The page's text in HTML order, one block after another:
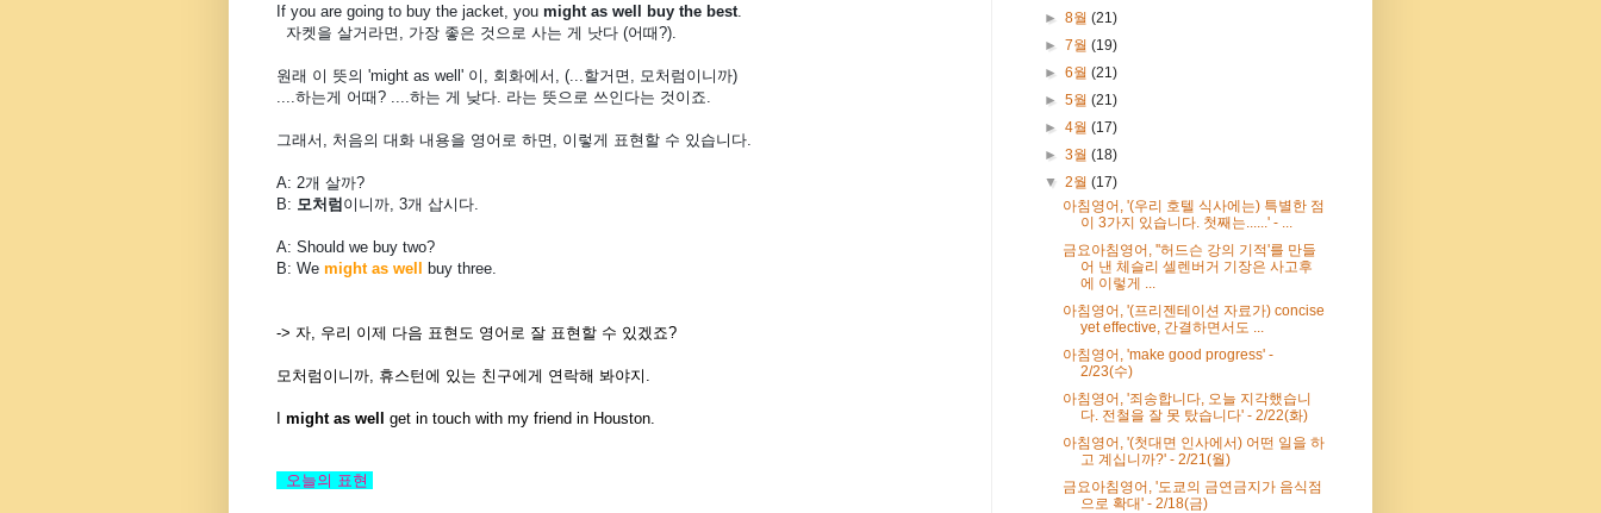
If you are going to buy the jacket, you might as well buy the best
자켓을 살거라면, 가장 좋은 것으로 사는 게 낫다 (어때?).
원래 이 뜻의 'might as well' 이, 회화에서, (...할거면, 모처럼이니까)
....하는게 어때? ....하는 게 낮다. 라는 뜻으로 쓰인다는 것이죠.
그래서, 처음의 대화 내용을 영어로 하면, 이렇게 표현할 수 있습니다.
A: 2개 살까?
B: 모처럼이니까, 3개 삽시다.
A: Should we buy two?
B: We might as well buy three.
-> 자, 우리 이제 다음 표현도 영어로 잘 표현할 수 있겠죠?
모처럼이니까, 휴스턴에 있는 친구에게 연락해 봐야지.
I might as well get in touch with my friend in Houston.
오늘의 표현
►8월(21)
►7월(19)
►6월(21)
►5월(21)
►4월(17)
►3월(18)
▼2월(17)
아침영어, '(우리 호텔 식사에는) 특별한 점
이 3가지 있습니다. 첫째는......' - ...
금요아침영어, ''허드슨 강의 기적'를 만들
어 낸 체슬리 셀렌버거 기장은 사고후
에 이렇게 ...
아침영어, '(프리젠테이션 자료가) concise
yet effective, 간결하면서도 ...
아침영어, 'make good progress' -
2/23(수)
아침영어, '죄송합니다, 오늘 지각했습니
다. 전철을 잘 못 탔습니다' - 2/22(화)
아침영어, '(첫대면 인사에서) 어떤 일을 하
고 계십니까?' - 2/21(월)
금요아침영어, '도쿄의 금연금지가 음식점
으로 확대' - 2/18(금)